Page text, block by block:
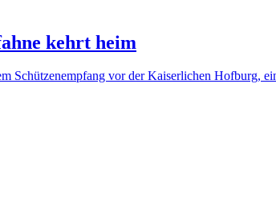
kehrt heim
Schützenempfang vor der Kaiserlichen Hofburg,